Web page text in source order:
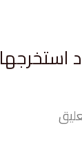
استخرجها